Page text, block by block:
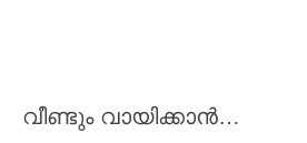
വീണ്ടും വായിക്കാൻ…